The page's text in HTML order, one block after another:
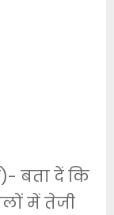
बता दें कि
में तेजी